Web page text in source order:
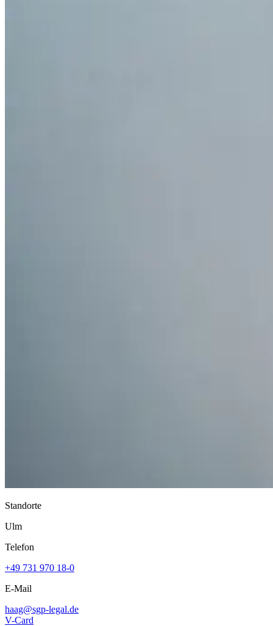
Standorte
Ulm
Telefon
+49 731 970 18-0
E-Mail
haag@sgp-legal.de
V-Card